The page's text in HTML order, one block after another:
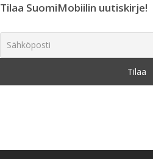
Tilaa SuomiMobiilin uutiskirje!